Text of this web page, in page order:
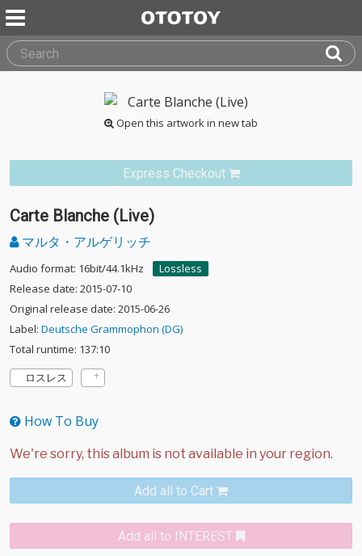
Open this artwork in new tab
Express Checkout
Carte Blanche (Live)
マルタ・アルゲリッチ
Audio format: 16bit/44.1kHz
Lossless
Release date: 2015-07-10
Original release date: 2015-06-26
Label: Deutsche Grammophon (DG)
Total runtime: 137:10
ロスレス
How To Buy
Add all to Cart
Add all to INTEREST